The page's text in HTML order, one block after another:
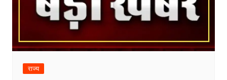
राज्य